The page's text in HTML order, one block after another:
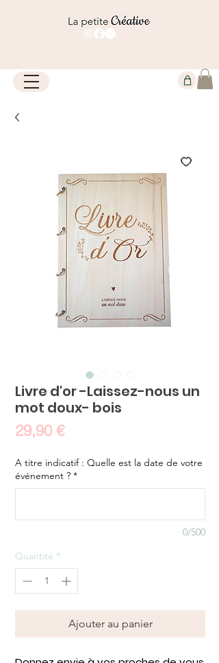
Livre d'or -Laissez-nous un
mot doux- bois
29,90 €Prix
A titre indicatif : Quelle est la date de votre
événement ? *
0/500
Quantité *
Ajouter au panier